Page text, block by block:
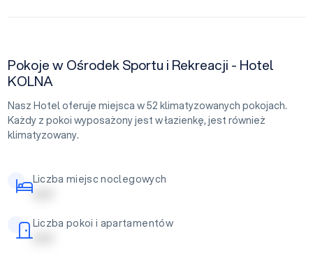
Pokoje w Ośrodek Sportu i Rekreacji - Hotel
KOLNA
Nasz Hotel oferuje miejsca w 52 klimatyzowanych pokojach.
Każdy z pokoi wyposażony jest w łazienkę, jest również
klimatyzowany.
Liczba miejsc noclegowych
| | | | |
Liczba pokoi i apartamentów
| | | | |